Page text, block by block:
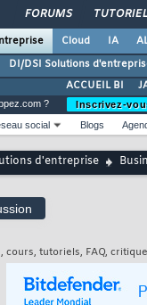
FORUMS
Cloud IA
DI/DSI Solutions
ACCUEIL BI
?
Inscrivez-
social Blogs
d'entreprise
cours, tutoriels, FAQ,